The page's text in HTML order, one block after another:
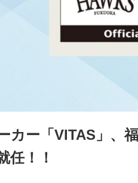
カー「VITAS」、
任！！